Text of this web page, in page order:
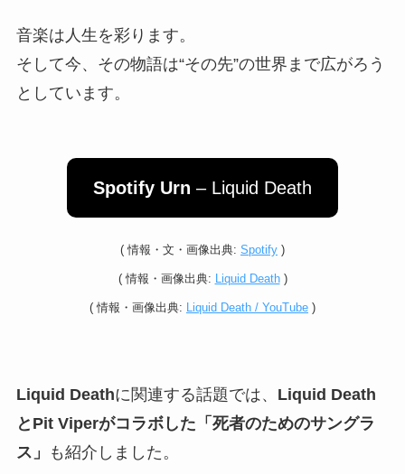
音楽は人生を彩ります。
そして今、その物語は“その先”の世界まで広がろう
としています。
Spotify Urn – Liquid Death
(情報・ 文・画像出典: Spotify )
(情報・ 画像出典: Liquid Death)
(情報・ 画像出典: Liquid Death / YouTube )
Liquid Deathに関連する話題では、 Liquid Death
とPit Viperがコラボした「死者のためのサングラ
ス」
も紹介しました。